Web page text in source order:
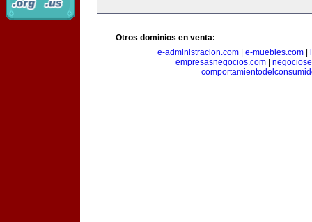
Otros dominios en venta:
e-administracion.com| e-muebles.com|
empresasnegocios.com|